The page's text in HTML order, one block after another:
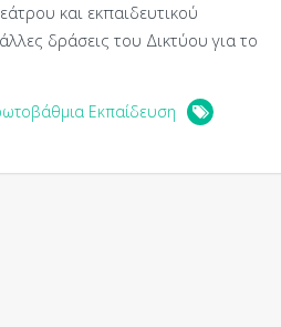
και εκπαιδευτικού
δράσεις του Δικτύου για το
Εκπαίδευση